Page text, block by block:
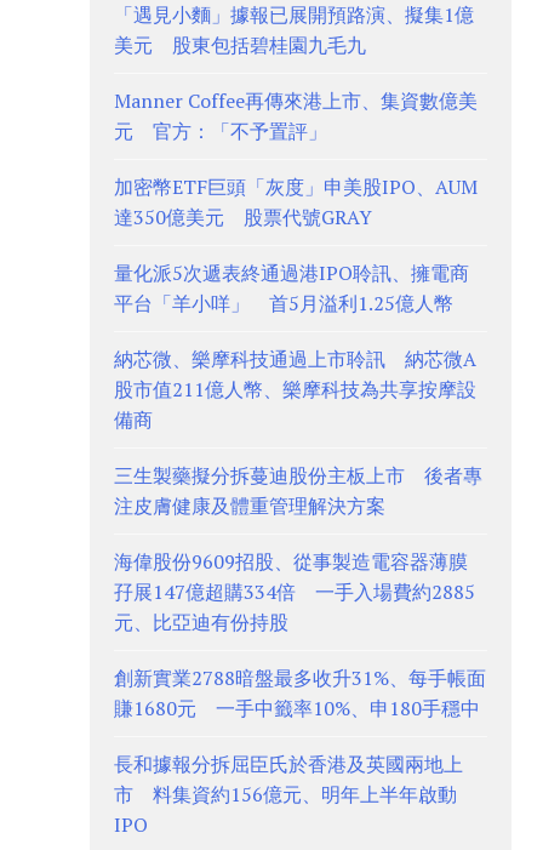
「遇見小麵」據報已展開預路演、擬集1億
美元 股東包括碧桂園九毛九
Manner Coffee再傳來港上市、集資數億美
元 官方：「不予置評」
加密幣ETF巨頭「灰度」申美股IPO、AUM
達350億美元 股票代號GRAY
量化派5次遞表終通過港IPO聆訊、擁電商
平台「羊小咩」 首5月溢利1.25億人幣
納芯微、樂摩科技通過上市聆訊 納芯微A
股市值211億人幣、樂摩科技為共享按摩設
備商
三生製藥擬分拆蔓迪股份主板上市 後者專
注皮膚健康及體重管理解決方案
海偉股份9609招股、從事製造電容器薄膜
孖展147億超購334倍 一手入場費約2885
元、比亞迪有份持股
創新實業2788暗盤最多收升31%、每手帳面
賺1680元 一手中籤率10%、申180手穩中
長和據報分拆屈臣氏於香港及英國兩地上
市 料集資約156億元、明年上半年啟動
IPO